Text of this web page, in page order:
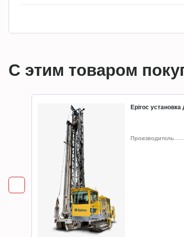
С этим товаром
Epiroc установка
Производитель